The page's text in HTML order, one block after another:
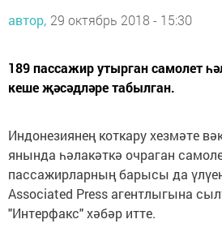
автор, 29 октябрь 2018 - 15:30
189 пассажир утырган самолет
кеше җәсәдләре табылган.
Индонезиянең коткару хезмәте
янында һәлакәткә очраган
пассажирларның барысы да
Associated Press агентлыгына
"Интерфакс" хәбәр итте.